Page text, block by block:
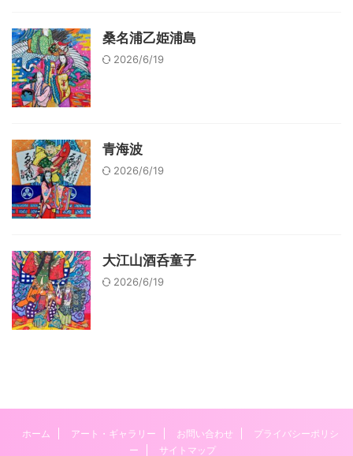
桑名浦乙姫浦島
2026/6/19
青海波
2026/6/19
大江山酒呑童子
2026/6/19
ホーム アート・ギャラリー お問い合わせ
プライバシーポリシ
ー
サイトマップ